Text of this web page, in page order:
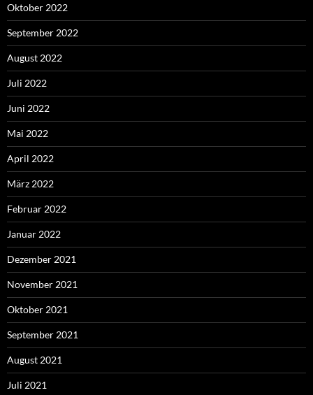
Oktober 2022
September 2022
August 2022
Juli 2022
Juni 2022
Mai 2022
April 2022
März 2022
Februar 2022
Januar 2022
Dezember 2021
November 2021
Oktober 2021
September 2021
August 2021
Juli 2021